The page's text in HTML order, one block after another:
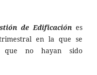
de Edificación es
en la que se
que no hayan sido